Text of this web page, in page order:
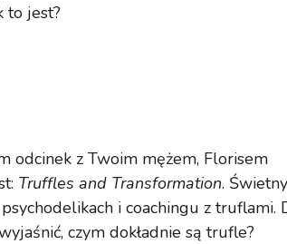
to jest?
odcinek z Twoim mężem, Florisem
Truffles and Transformation. Świetny
i coachingu z truflami.
czym dokładnie są trufle?